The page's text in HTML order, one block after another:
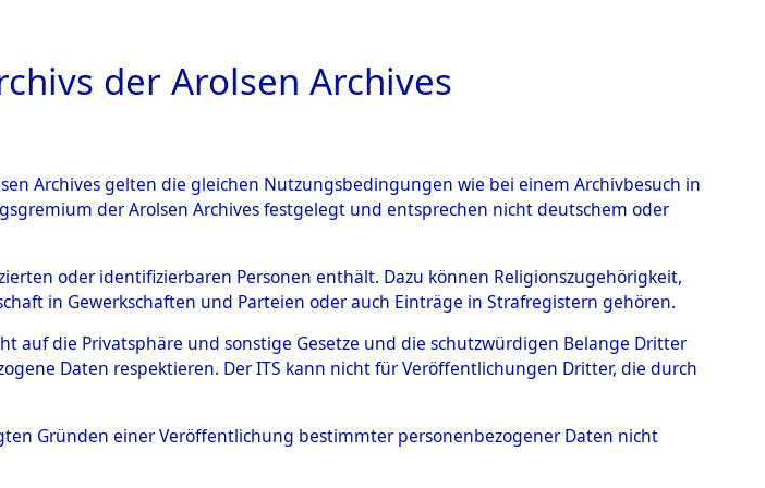
ÜBERSICHT BILD
und der Geschehnisse um
gegliedert nach betroffenen Orten
→0075 (84629882)
(84629882)
der Arolsen Archives
Archives gelten die gleichen Nutzungsbedingungen wie bei einem Archivbesuch in
der Arolsen Archives festgelegt und entsprechen nicht deutschem oder
oder identifizierbaren Personen enthält. Dazu können Religionszugehörigkeit,
in Gewerkschaften und Parteien oder auch Einträge in Strafregistern gehören.
auf die Privatsphäre und sonstige Gesetze und die schutzwürdigen Belange Dritter
Daten respektieren. Der ITS kann nicht für Veröffentlichungen Dritter, die durch
Gründen einer Veröffentlichung bestimmter personenbezogener Daten nicht